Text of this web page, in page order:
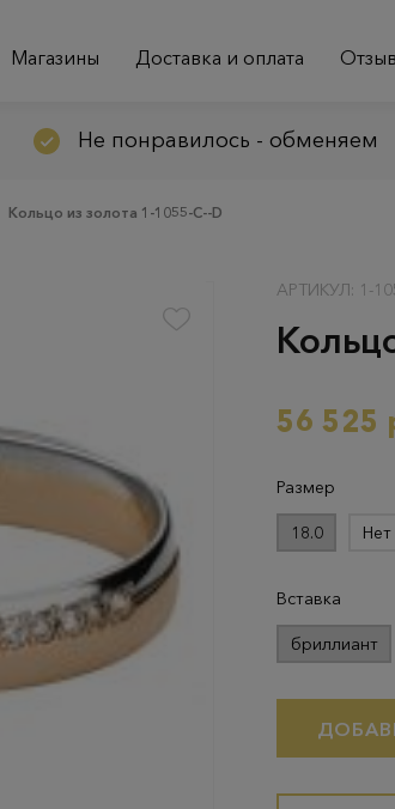
Магазины Доставка и оплата
Не понравилось - обменяем
Кольцо из золота 1-1055-C--D
АРТИКУЛ: 1-
56 525
Размер
18.0
Вставка
бриллиант